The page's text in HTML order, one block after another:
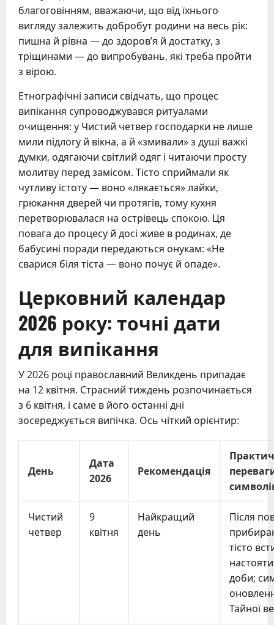
благоговінням, вважаючи, що від їхнього
вигляду залежить добробут родини на весь рік:
пишна й рівна — до здоров’я й достатку, з
тріщинами — до випробувань, які треба пройти
з вірою.
Етнографічні записи свідчать, що процес
випікання супроводжувався ритуалами
очищення: у Чистий четвер господарки не лише
мили підлогу й вікна, а й «змивали» з душі важкі
думки, одягаючи світлий одяг і читаючи просту
молитву перед замісом. Тісто сприймали як
чутливу істоту — воно «лякається» лайки,
грюкання дверей чи протягів, тому кухня
перетворювалася на острівець спокою. Ця
повага до процесу й досі живе в родинах, де
бабусині поради передаються онукам: «Не
сварися біля тіста — воно почує й опаде».
Церковний календар
2026 року: точні дати
для випікання
У 2026 році православний Великдень припадає
на 12 квітня. Страсний тиждень розпочинається
з 6 квітня, і саме в його останні дні
зосереджується випічка. Ось чіткий орієнтир:
День
Дата
2026
Рекомендація
Чистий
четвер
9
квітня
Найкращий
день
Після
тісто
доби;
Тайної